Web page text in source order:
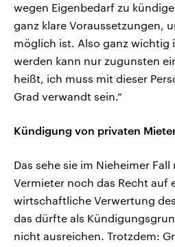
wegen Eigenbedarf zu
ganz klare Voraussetzungen,
möglich ist. Also ganz wichtig
werden kann nur zugunsten
heißt, ich muss mit dieser
Grad verwandt sein.“
Kündigung von privaten
Das sehe sie im Nieheimer
Vermieter noch das Recht auf
wirtschaftliche Verwertung
das dürfte als
nicht ausreichen. Trotzdem: